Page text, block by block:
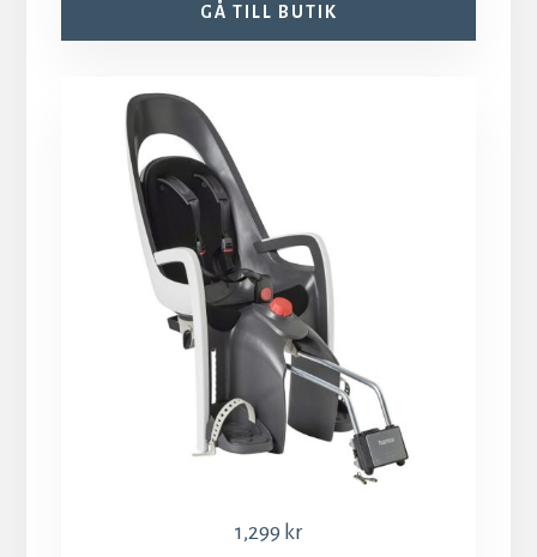
GÅ TILL BUTIK
1,299 kr